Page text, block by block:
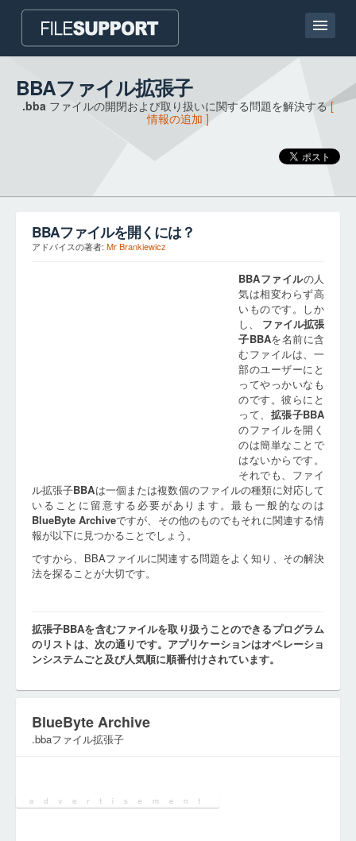
ホームページ
連絡
BBAファイル拡張子
.bba ファイルの開閉および取り扱いに関する問題を解決する[
情報の追加 ]
BBAファイルを開くには？
アドバイスの著者: Mr Brankiewicz
BBAファイルの人
気は相変わらず高
いものです。しか
し、 ファイル拡張
子BBAを名前に含
むファイルは、一
部のユーザーにと
ってやっかいなも
のです。彼らにと
って、 拡張子BBA
のファイルを開く
のは簡単なことで
はないからです。
それでも、ファイ
ル拡張子BBAは一個または複数個のファイルの種類に対応して
いることに留意する必要があります。最も一般的なのは
BlueByte Archiveですが、その他のものでもそれに関連する情
報が以下に見つかることでしょう。
ですから、BBAファイルに関連する問題をよく知り、その解決
法を探ることが大切です。
拡張子BBAを含むファイルを取り扱うことのできるプログラム
のリストは、次の通りです。アプリケーションはオペレーショ
ンシステムごと及び人気順に順番付けされています。
BlueByte Archive
.bbaファイル拡張子